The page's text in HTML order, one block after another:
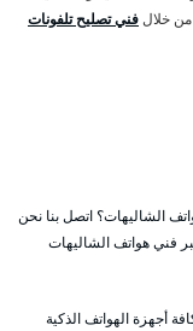
من خلالفني تصليح تلفونات
الشاليهات؟ اتصل بنا نحن
فني هواتف الشاليهات
أجهزة الهواتف الذكية